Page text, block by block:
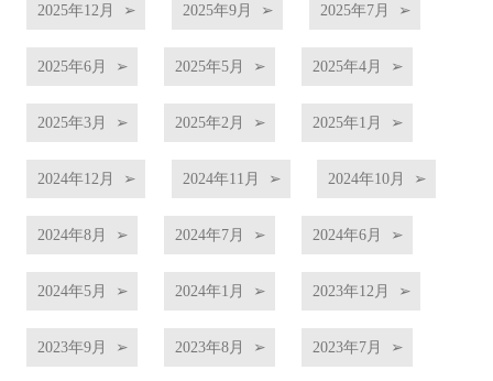
2025年12月 2025年9月 2025年7月
2025年6月 2025年5月 2025年4月
2025年3月 2025年2月 2025年1月
2024年12月 2024年11月 2024年10月
2024年8月 2024年7月 2024年6月
2024年5月 2024年1月 2023年12月
2023年9月 2023年8月 2023年7月